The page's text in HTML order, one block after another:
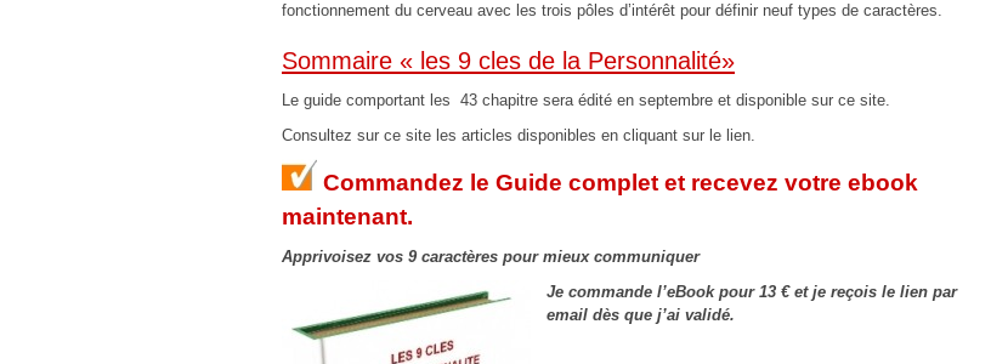
fonctionnement du cerveau avec les trois pôles d’intérêt pour définir neuf types de caractères.
Sommaire « les 9 cles de la Personnalité»
Le guide comportant les 43 chapitre sera édité en septembre et disponible sur ce site.
Consultez sur ce site les articles disponibles en cliquant sur le lien.
Commandez le Guide complet et recevez votre ebook
maintenant.
Apprivoisez vos 9 caractères pour mieux communiquer
Je commande l’eBook pour 13 € et je reçois le lien par
email dès que j’ai validé.